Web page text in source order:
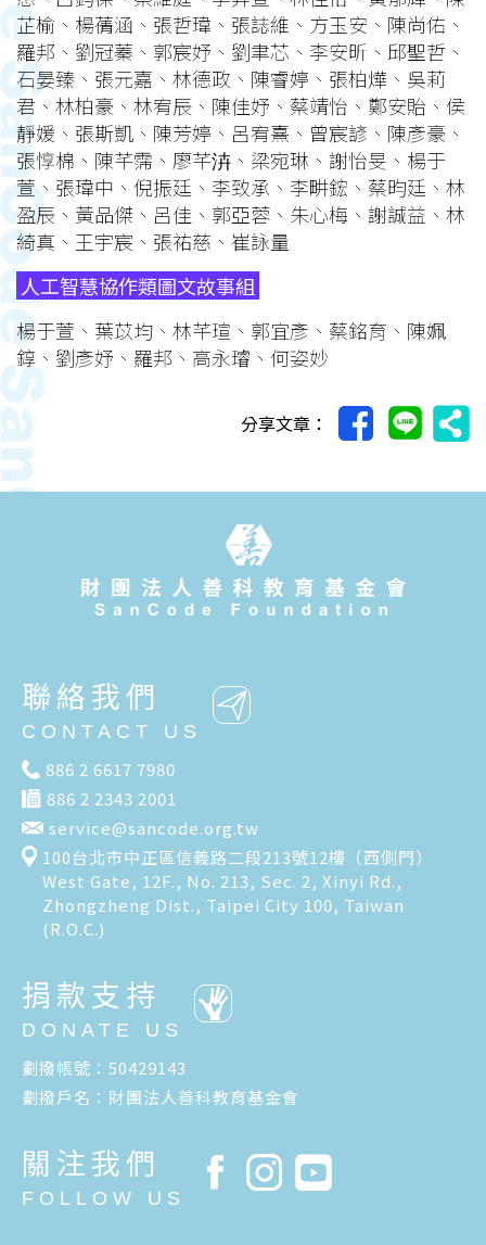
芷榆、楊蒨涵、張哲瑋、張誌維、方玉安、陳尚佑、
羅邦、劉冠蓁、郭宸妤、劉聿芯、李安昕、邱聖哲、
石晏臻、張元嘉、林德政、陳睿婷、張柏燁、吳莉
君、林柏豪、林宥辰、陳佳妤、蔡靖怡、鄭安貽、侯
靜媛、張斯凱、陳芳婷、呂宥熹、曾宸諺、陳彥豪、
張惇棉、陳芊霈、廖芊泋、梁宛琳、謝怡旻、楊于
萱、張瑋中、倪振廷、李致承、李畊鋐、蔡昀廷、林
盈辰、黃品傑、呂佳、郭亞蓉、朱心梅、謝誠益、林
綺真、王宇宸、張祐慈、崔詠量
人工智慧協作類圖文故事組
楊于萱、葉苡均、林芊瑄、郭宜彥、蔡銘育、陳姵
錞、劉彥妤、羅邦、高永璿、何姿妙
分享文章：
聯絡我們
CONTACT US
886 2 6617 7980
886 2 2343 2001
service@sancode.org.tw
100台北市中正區信義路二段213號12樓（西側門）
West Gate, 12F., No. 213, Sec. 2, Xinyi Rd.,
Zhongzheng Dist., Taipei City 100, Taiwan
(R.O.C.)
捐款支持
DONATE US
劃撥帳號：50429143
劃撥戶名：財團法人善科教育基金會
關注我們
FOLLOW US